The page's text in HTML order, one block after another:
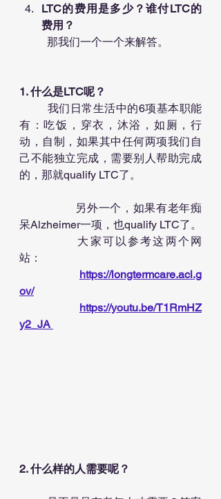
LTC的费用是多少？谁付LTC的
费用？
	那我们一个一个来解答。
1. 什么是LTC呢？
有：吃饭，穿衣，沐浴，如厕，行
动，自制，如果其中任何两项我们自
己不能独立完成，需要别人帮助完成
的，那就qualify LTC了。
呆Alzheimer一项，也qualify LTC了。
站：
https://longtermcare.acl.g
ov/
https://youtu.be/T1RmHZ
y2_JA
2. 什么样的人需要呢？